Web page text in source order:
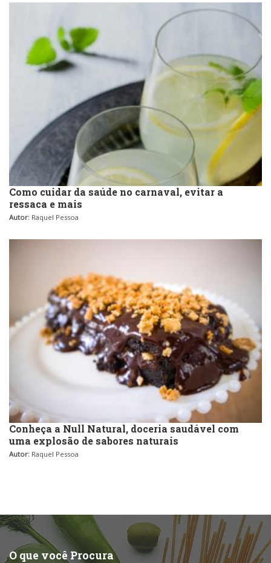
Como cuidar da saúde no carnaval, evitar a
ressaca e mais
Autor: Raquel Pessoa
Conheça a Null Natural, doceria saudável com
uma explosão de sabores naturais
Autor: Raquel Pessoa
O que você Procura